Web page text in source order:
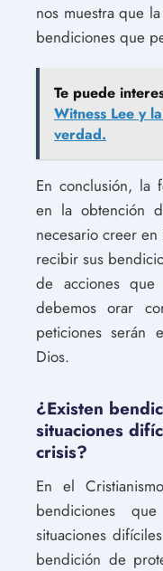
nos muestra que
bendiciones que
Te puede
Witness Lee y
verdad.
En conclusión, la
en la obtención
necesario creer
recibir sus
de acciones que
debemos orar
peticiones serán
Dios.
¿Existen
situaciones
crisis?
En el
bendiciones
situaciones
bendición de